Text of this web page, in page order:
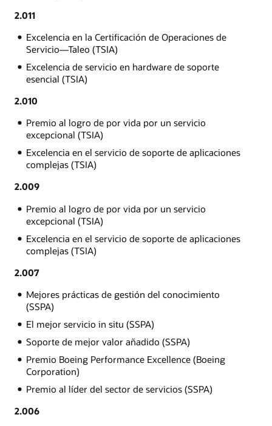
2.011
Excelencia en la Certificación de Operaciones de
Servicio—Taleo (TSIA)
Excelencia de servicio en hardware de soporte
esencial (TSIA)
2.010
Premio al logro de por vida por un servicio
excepcional (TSIA)
Excelencia en el servicio de soporte de aplicaciones
complejas (TSIA)
2.009
Premio al logro de por vida por un servicio
excepcional (TSIA)
Excelencia en el servicio de soporte de aplicaciones
complejas (TSIA)
2.007
Mejores prácticas de gestión del conocimiento
(SSPA)
El mejor servicio in situ (SSPA)
Soporte de mejor valor añadido (SSPA)
Premio Boeing Performance Excellence (Boeing
Corporation)
Premio al líder del sector de servicios (SSPA)
2.006